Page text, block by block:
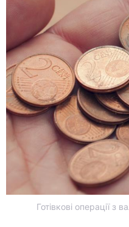
Готівкові операції